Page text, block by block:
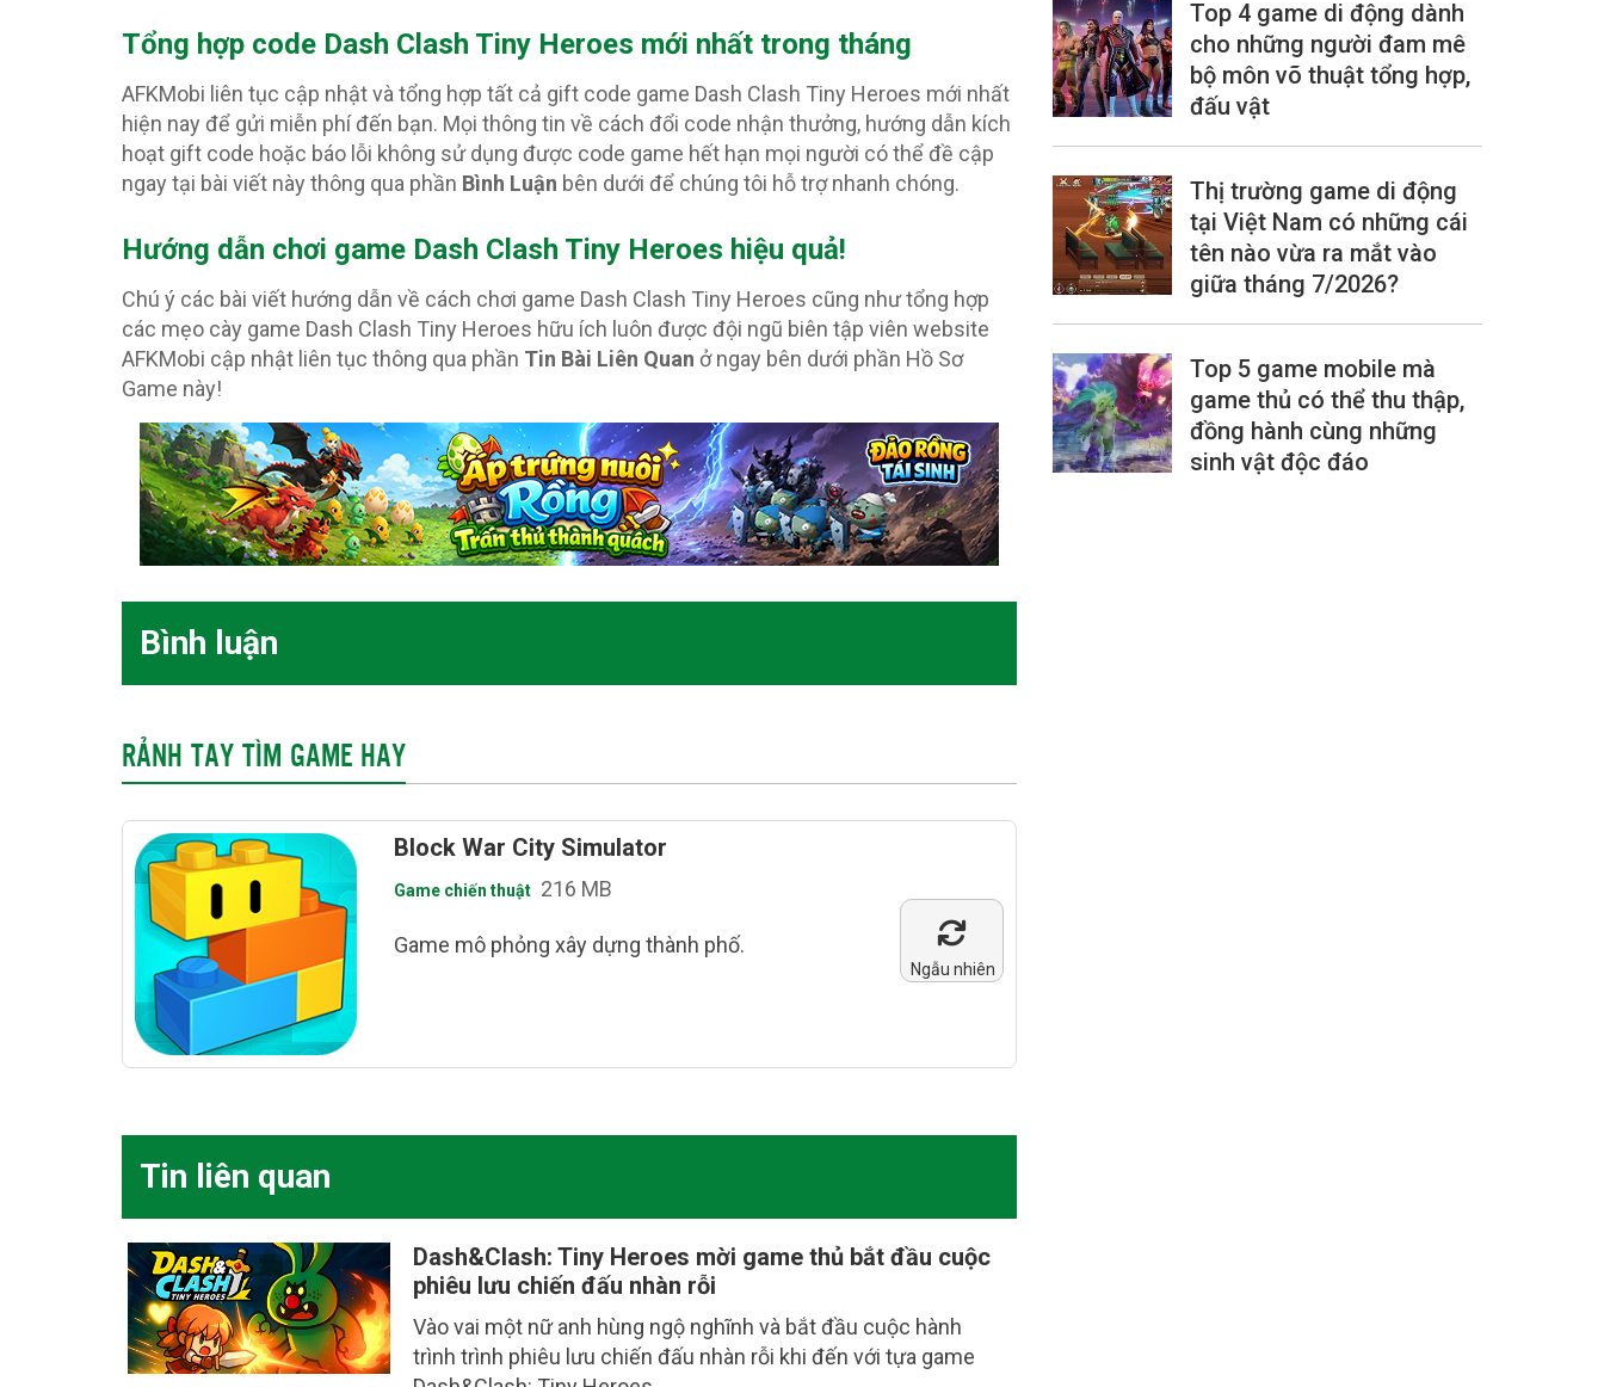
Tổng hợp code Dash Clash Tiny Heroes mới nhất trong tháng
AFKMobi liên tục cập nhật và tổng hợp tất cả gift code game Dash Clash Tiny Heroes mới nhất
hiện nay để gửi miễn phí đến bạn. Mọi thông tin về cách đổi code nhận thưởng, hướng dẫn kích
hoạt gift code hoặc báo lỗi không sử dụng được code game hết hạn mọi người có thể đề cập
ngay tại bài viết này thông qua phần Bình Luận bên dưới để chúng tôi hỗ trợ nhanh chóng.
Hướng dẫn chơi game Dash Clash Tiny Heroes hiệu quả!
Chú ý các bài viết hướng dẫn về cách chơi game Dash Clash Tiny Heroes cũng như tổng hợp
các mẹo cày game Dash Clash Tiny Heroes hữu ích luôn được đội ngũ biên tập viên website
AFKMobi cập nhật liên tục thông qua phần Tin Bài Liên Quan ở ngay bên dưới phần Hồ Sơ
Game này!
Bình luận
RẢNH TAY TÌM GAME HAY
Block War City Simulator
Game chiến thuật 216 MB
Game mô phỏng xây dựng thành phố.
Ngẫu nhiên
Tin liên quan
Dash&Clash: Tiny Heroes mời game thủ bắt đầu cuộc
phiêu lưu chiến đấu nhàn rỗi
Vào vai một nữ anh hùng ngộ nghĩnh và bắt đầu cuộc hành
trình trình phiêu lưu chiến đấu nhàn rỗi khi đến với tựa game
Top 4 game di động dành
cho những người đam mê
bộ môn võ thuật tổng hợp,
đấu vật
Thị trường game di động
tại Việt Nam có những cái
tên nào vừa ra mắt vào
giữa tháng 7/2026?
Top 5 game mobile mà
game thủ có thể thu thập,
đồng hành cùng những
sinh vật độc đáo